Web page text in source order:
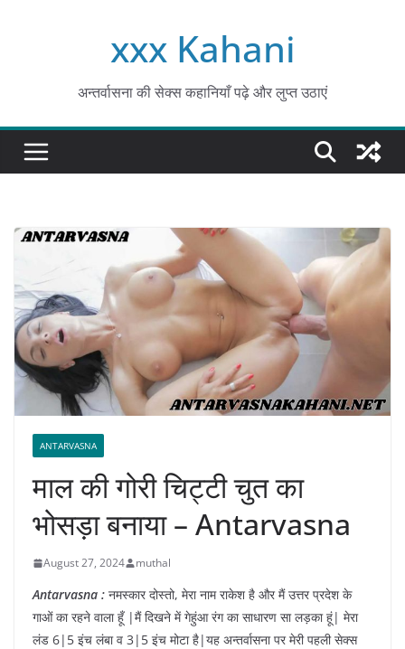
xxx Kahani
अन्तर्वासना की सेक्स कहानियाँ पढ़े और लुप्त उठाएं
ANTARVASNA
माल की गोरी चिट्टी चुत का
भोसड़ा बनाया – Antarvasna
August 27, 2024 muthal
Antarvasna : नमस्कार दोस्तो, मेरा नाम राकेश है और मैं उत्तर प्रदेश के
गाओं का रहने वाला हूँ |मैं दिखने में गेहुंआ रंग का साधारण सा लड़का हूं| मेरा
लंड 6|5 इंच लंबा व 3|5 इंच मोटा है|यह अन्तर्वासना पर मेरी पहली सेक्स